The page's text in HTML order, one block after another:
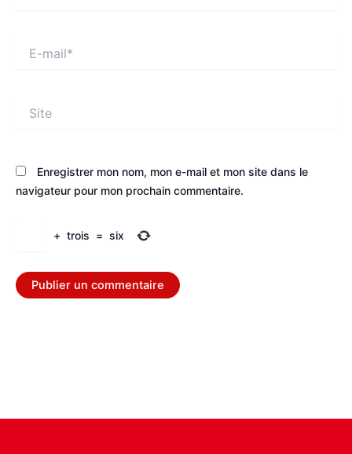
mail*
Enregistrer mon nom, mon e-mail et mon site dans le
navigateur pour mon prochain commentaire.
+ trois = six